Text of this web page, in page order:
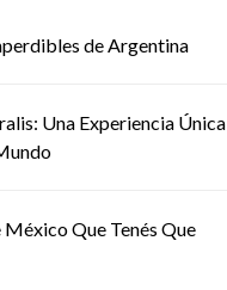
de Argentina
Una Experiencia Única
Que Tenés Que